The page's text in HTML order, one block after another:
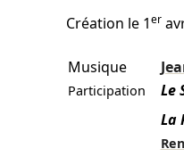
Création le 1er
Musique
Participation
Le
La